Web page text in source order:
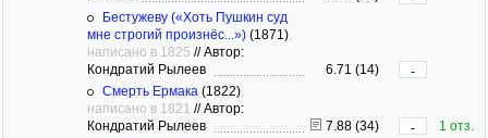
Бестужеву («Хоть Пушкин суд
мне строгий произнёс...») (1871)
написано в 1825 //Автор:
Кондратий Рылеев
6.71 (14)
-
Смерть Ермака (1822)
написано в 1821 //Автор:
Кондратий Рылеев
7.88 (34) -
1 отз.